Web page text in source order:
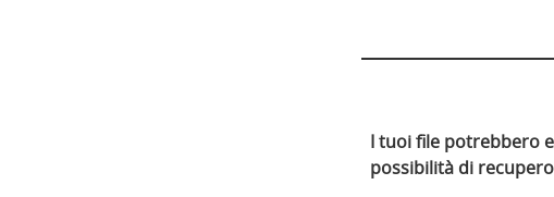
I tuoi file potrebbero
possibilità di